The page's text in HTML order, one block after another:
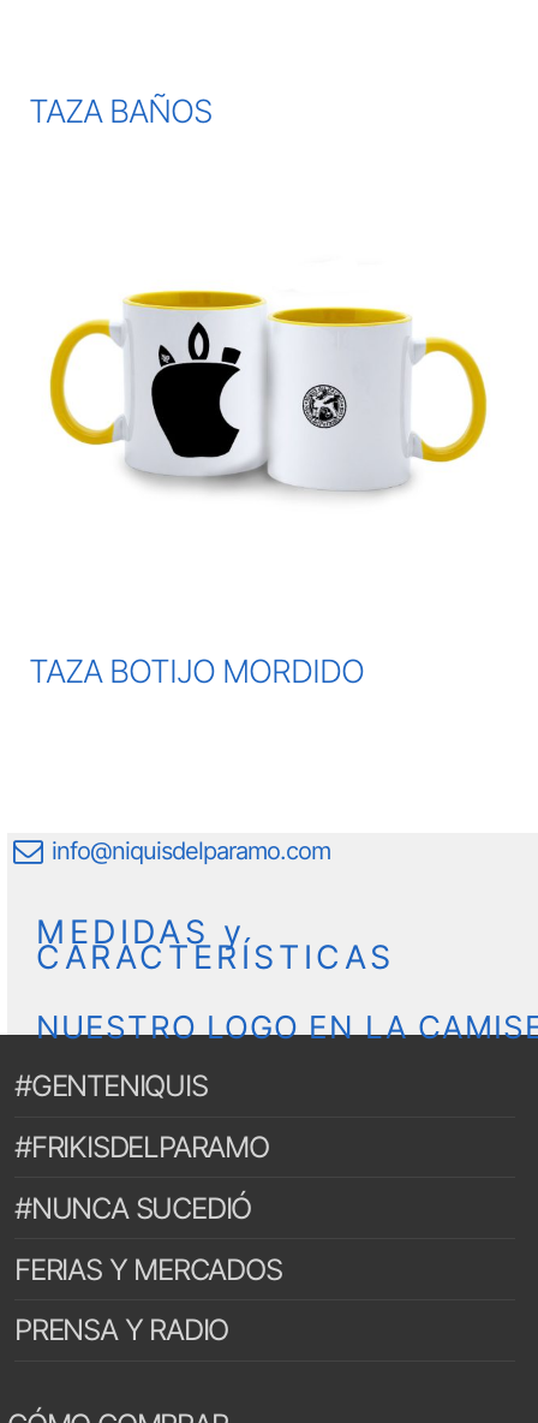
TAZA BAÑOS
TAZA BOTIJO MORDIDO
info@niquisdelparamo.com
MEDIDAS y
CARACTERÍSTICAS
NUESTRO LOGO EN LA
#GENTENIQUIS
#FRIKISDELPARAMO
#NUNCA SUCEDIÓ
FERIAS Y MERCADOS
PRENSA Y RADIO